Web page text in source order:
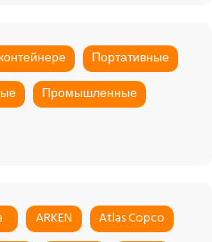
Портативные
Промышленные
ARKEN
Atlas Copco